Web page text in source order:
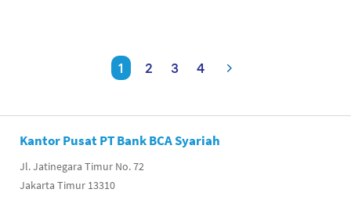
1 2 3 4
Kantor Pusat PT Bank BCA Syariah
Jl. Jatinegara Timur No. 72
Jakarta Timur 13310